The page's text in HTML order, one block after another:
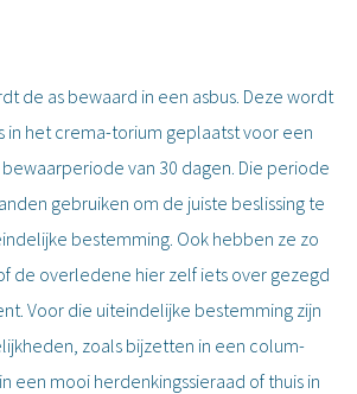
de as bewaard in een asbus. Deze wordt
in het crema-torium geplaatst voor een
van 30 dagen. Die periode
gebruiken om de juiste beslissing te
bestemming. Ook hebben ze zo
de overledene hier zelf iets over gezegd
Voor die uiteindelijke bestemming zijn
zoals bijzetten in een colum-
een mooi herdenkingssieraad of thuis in